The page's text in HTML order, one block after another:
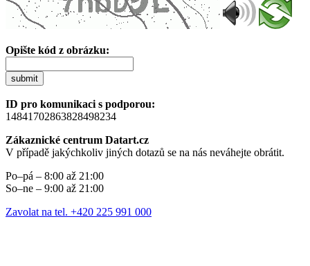
Opište kód z obrázku:
submit
ID pro komunikaci s podporou:
14841702863828498234
Zákaznické centrum Datart.cz
V případě jakýchkoliv jiných dotazů se na nás neváhejte obrátit.
Po–pá – 8:00 až 21:00
So–ne – 9:00 až 21:00
Zavolat na tel. +420 225 991 000